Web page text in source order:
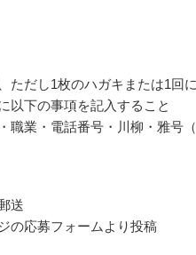
ただし1枚のハガキまたは1回
以下の事項を記入すること
職業・電話番号・川柳・雅号（
送
の応募フォームより投稿